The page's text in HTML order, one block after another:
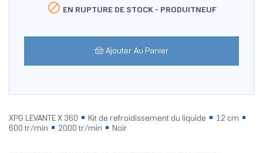
 EN RUPTURE DE STOCK - PRODUITNEUF
Ajouter Au Panier
XPG LEVANTE X 360 Kit de refroidissement du liquide
12 cm
600 tr/min
2000 tr/min Noir